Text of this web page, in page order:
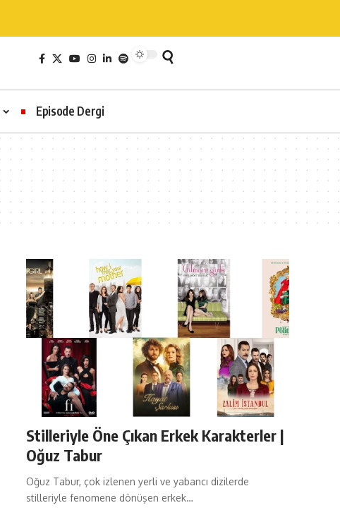
Episode Dergi
Stilleriyle Öne Çıkan Erkek Karakterler |
Oğuz Tabur
Oğuz Tabur, çok izlenen yerli ve yabancı dizilerde
stilleriyle fenomene dönüşen erkek…